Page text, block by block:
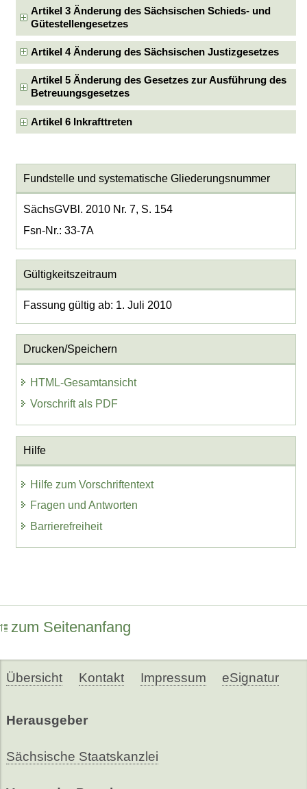
Artikel 3 Änderung des Sächsischen Schieds- und
Gütestellengesetzes
Artikel 4 Änderung des Sächsischen Justizgesetzes
Artikel 5 Änderung des Gesetzes zur Ausführung des
Betreuungsgesetzes
Artikel 6 Inkrafttreten
Fundstelle und systematische Gliederungsnummer
SächsGVBl. 2010 Nr. 7, S. 154
Fsn-Nr.: 33-7A
Gültigkeitszeitraum
Fassung gültig ab: 1. Juli 2010
Drucken/Speichern
HTML-Gesamtansicht
Vorschrift als PDF
Hilfe
Hilfe zum Vorschriftentext
Fragen und Antworten
Barrierefreiheit
zum Seitenanfang
Übersicht Kontakt Impressum eSignatur
Herausgeber
Sächsische Staatskanzlei